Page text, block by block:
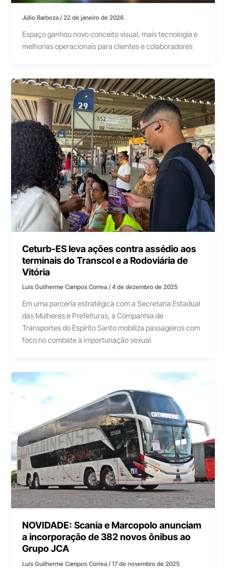
Júlio Barboza/22 de janeiro de 2026
Espaço ganhou novo conceito visual, mais tecnologia e
melhorias operacionais para clientes e colaboradores
Ceturb-ES leva ações contra assédio aos
terminais do Transcol e a Rodoviária de
Vitória
Luís Guilherme Campos Correa/4 de dezembro de 2025
Em uma parceria estratégica com a Secretaria Estadual
das Mulheres e Prefeituras, a Companhia de
Transportes do Espírito Santo mobiliza passageiros com
foco no combate à importunação sexual.
NOVIDADE: Scania e Marcopolo anunciam
a incorporação de 382 novos ônibus ao
Grupo JCA
Luís Guilherme Campos Correa/17 de novembro de 2025